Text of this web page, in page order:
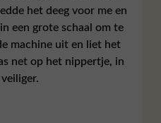
het deeg voor me en
een grote schaal om te
machine uit en liet het
net op het nippertje, in